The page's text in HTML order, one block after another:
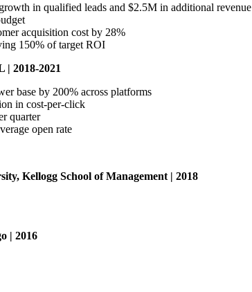
in qualified leads and $2.5M in additional revenue
acquisition cost by 28%
150% of target ROI
2018-2021
base by 200% across platforms
in cost-per-click
quarter
open rate
Kellogg School of Management | 2018
| 2016